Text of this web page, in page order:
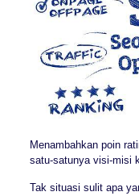
Menambahkan poin
satu-satunya visi-misi
Tak situasi sulit apa